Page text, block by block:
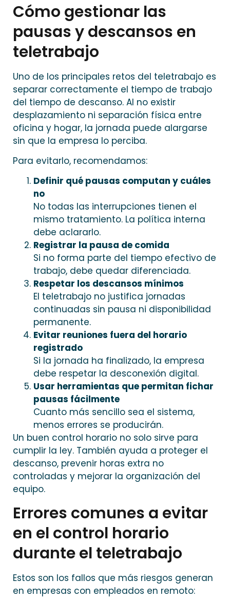
Cómo gestionar las
pausas y descansos en
teletrabajo
Uno de los principales retos del teletrabajo es
separar correctamente el tiempo de trabajo
del tiempo de descanso. Al no existir
desplazamiento ni separación física entre
oficina y hogar, la jornada puede alargarse
sin que la empresa lo perciba.
Para evitarlo, recomendamos:
Definir qué pausas computan y cuáles
no
No todas las interrupciones tienen el
mismo tratamiento. La política interna
debe aclararlo.
Registrar la pausa de comida
Si no forma parte del tiempo efectivo de
trabajo, debe quedar diferenciada.
Respetar los descansos mínimos
El teletrabajo no justifica jornadas
continuadas sin pausa ni disponibilidad
permanente.
Evitar reuniones fuera del horario
registrado
Si la jornada ha finalizado, la empresa
debe respetar la desconexión digital.
Usar herramientas que permitan fichar
pausas fácilmente
Cuanto más sencillo sea el sistema,
menos errores se producirán.
Un buen control horario no solo sirve para
cumplir la ley. También ayuda a proteger el
descanso, prevenir horas extra no
controladas y mejorar la organización del
equipo.
Errores comunes a evitar
en el control horario
durante el teletrabajo
Estos son los fallos que más riesgos generan
en empresas con empleados en remoto: